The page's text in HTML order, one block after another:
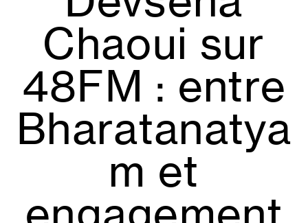
Chaoui sur
48FM : entre
Bharatanatya
m et